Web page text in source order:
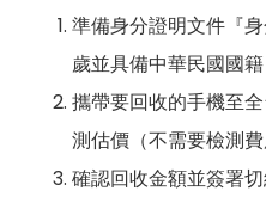
準備身分證明文件『
歲並具備中華民國國籍
攜帶要回收的手機至
測估價（不需要檢測費
確認回收金額並簽署切